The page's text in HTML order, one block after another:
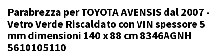
Parabrezza per TOYOTA AVENSIS dal 2007 -
Vetro Verde Riscaldato con VIN spessore 5
mm dimensioni 140 x 88 cm 8346AGNH
5610105110